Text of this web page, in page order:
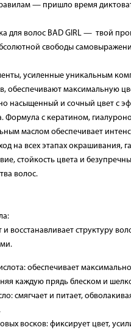
— пришло время
для волос BAD GIRL — твой
свободы
усиленные уникальным
обеспечивают максимальную
насыщенный и сочный цвет с
Формула с кератином,
маслом обеспечивает
на всех этапах окрашивания,
стойкость цвета и
волос.
восстанавливает структуру
обеспечивает
каждую прядь блеском и
смягчает и питает,
восков: фиксирует цвет,